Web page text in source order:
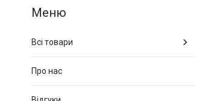
Всі товари
Про нас